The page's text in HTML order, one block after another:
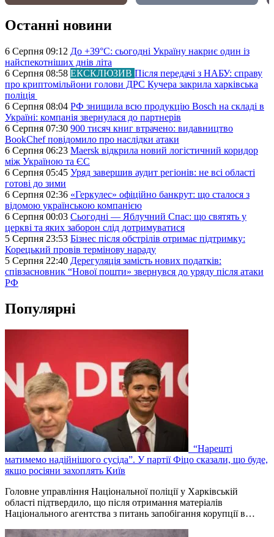
Останні новини
6 Серпня 09:12 До +39°C: сьогодні Україну накриє один із
найспекотніших днів літа
6 Серпня 08:58 ЕКСКЛЮЗИВ Після передачі з НАБУ: справу
про криптомільйони голови ДРС Кучера закрила харківська
поліція
6 Серпня 08:04 РФ знищила всю продукцію Bosch на складі в
Україні: компанія звернулася до партнерів
6 Серпня 07:30 900 тисяч книг втрачено: видавництво
BookChef повідомило про наслідки атаки
6 Серпня 06:23 Maersk відкрила новий логістичний коридор
між Україною та ЄС
6 Серпня 05:45 Уряд завершив аудит регіонів: не всі області
готові до зими
6 Серпня 02:36 «Геркулес» офіційно банкрут: що сталося з
відомою українською компанією
6 Серпня 00:03 Сьогодні — Яблучний Спас: що святять у
церкві та яких заборон слід дотримуватися
5 Серпня 23:53 Бізнес після обстрілів отримає підтримку:
Корецький провів термінову нараду
5 Серпня 22:40 Дерегуляція замість нових податків:
співзасновник “Нової пошти» звернувся до уряду після атаки
РФ
Популярні
“Нарешті
матимемо надійнішого сусіда”. У партії Фіцо сказали, що буде,
якщо росіяни захоплять Київ
Головне управління Національної поліції у Харківській
області підтвердило, що після отримання матеріалів
Національного агентства з питань запобігання корупції в…